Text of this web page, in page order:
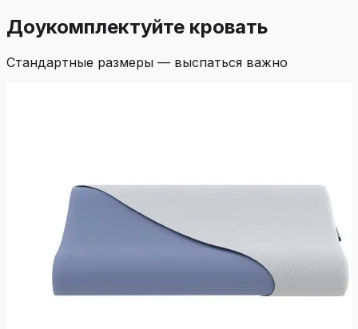
Доукомплектуйте кровать
Стандартные размеры — выспаться важно